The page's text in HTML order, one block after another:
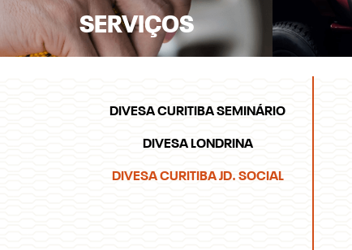
SERVIÇOS
DIVESA CURITIBA SEMINÁRIO
DIVESA LONDRINA
DIVESA CURITIBA JD. SOCIAL